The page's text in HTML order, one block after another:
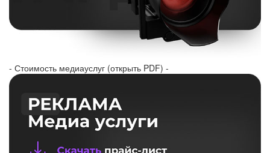
- Стоимость медиауслуг (открыть PDF) -